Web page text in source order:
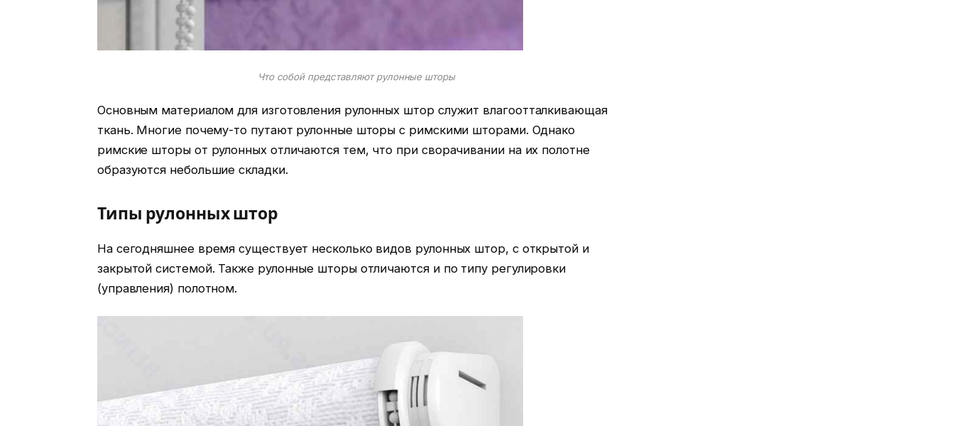
Что собой представляют рулонные шторы
Основным материалом для изготовления рулонных штор служит влагоотталкивающая
ткань. Многие почему-то путают рулонные шторы с римскими шторами. Однако
римские шторы от рулонных отличаются тем, что при сворачивании на их полотне
образуются небольшие складки.
Типы рулонных штор
На сегодняшнее время существует несколько видов рулонных штор, с открытой и
закрытой системой. Также рулонные шторы отличаются и по типу регулировки
(управления) полотном.